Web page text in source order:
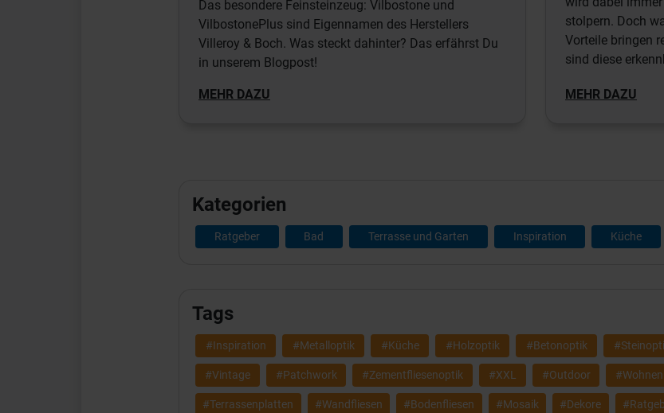
Das besondere Feinsteinzeug: Vilbostone und
VilbostonePlus sind Eigennamen des Herstellers
Villeroy & Boch. Was steckt dahinter? Das erfährst Du
in unserem Blogpost!
MEHR DAZU
stolpern. Doch
Vorteile bringen
sind diese
MEHR DAZU
Kategorien
Ratgeber Bad Terrasse und Garten Inspiration Küche
Tags
#Inspiration #Metalloptik #Küche #Holzoptik #Betonoptik
#Vintage #Patchwork #Zementfliesenoptik #XXL #Outdoor #Wohnen
#Terrassenplatten #Wandfliesen #Bodenfliesen #Mosaik #Dekore